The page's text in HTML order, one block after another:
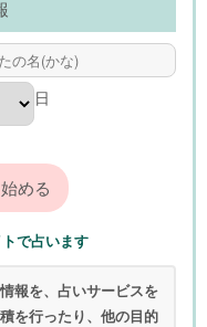
日
で占います
報を、占いサービスを
を行ったり、他の目的